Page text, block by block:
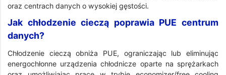
oraz centrach danych o wysokiej gęstości.
Jak chłodzenie cieczą poprawia PUE centrum
danych?
Chłodzenie cieczą obniża PUE, ograniczając lub eliminując
energochłonne urządzenia chłodnicze oparte na sprężarkach